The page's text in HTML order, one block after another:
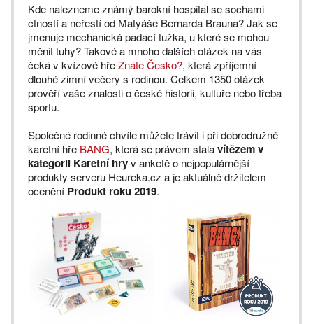
Kde nalezneme známý barokní hospital se sochami
ctností a neřestí od Matyáše Bernarda Brauna? Jak se
jmenuje mechanická padací tužka, u které se mohou
měnit tuhy? Takové a mnoho dalších otázek na vás
čeká v kvízové hřeZnáte Česko?, která zpříjemní
dlouhé zimní večery s rodinou. Celkem 1350 otázek
prověří vaše znalosti o české historii, kultuře nebo třeba
sportu.
Společné rodinné chvíle můžete trávit i při dobrodružné
karetní hře BANG, která se právem stalavítězem v
kategorii Karetní hryv anketě o nejpopulárnější
produkty serveru Heureka.cz a je aktuálně držitelem
oceněníProdukt roku 2019.